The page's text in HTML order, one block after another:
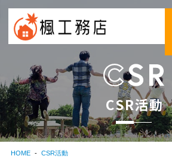
CSR活動
HOME CSR活動